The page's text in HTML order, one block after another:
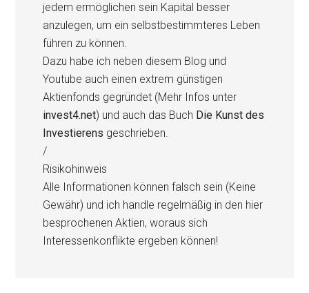
jedem ermöglichen sein Kapital besser
anzulegen, um ein selbstbestimmteres Leben
führen zu können.
Dazu habe ich neben diesem Blog und
Youtube auch einen extrem günstigen
Aktienfonds gegründet (Mehr Infos unter
invest4.net) und auch das Buch Die Kunst des
Investierens geschrieben.
/
Risikohinweis
Alle Informationen können falsch sein (Keine
Gewähr) und ich handle regelmäßig in den hier
besprochenen Aktien, woraus sich
Interessenkonflikte ergeben können!